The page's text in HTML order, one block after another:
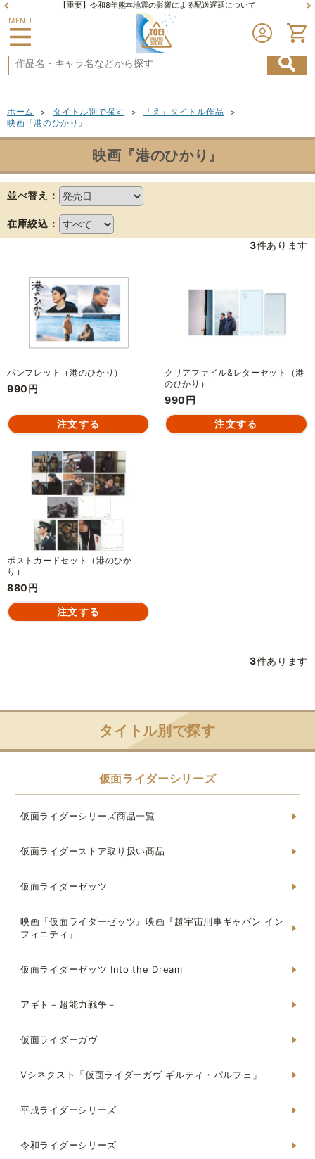
【重要】令和8年熊本地震の影響による配送遅延について
MENU
ホーム > タイトル別で探す > 「え」タイトル作品 >
映画『港のひかり』
映画『港のひかり』
並べ替え：
在庫絞込：
3件あります
パンフレット（港のひかり）
990円
クリアファイル&レターセット（港
のひかり）
990円
ポストカードセット（港のひか
り）
880円
3件あります
タイトル別で探す
仮面ライダーシリーズ
仮面ライダーシリーズ商品一覧
仮面ライダーストア取り扱い商品
仮面ライダーゼッツ
映画『仮面ライダーゼッツ』映画『超宇宙刑事ギャバン イン
フィニティ』
仮面ライダーゼッツ Into the Dream
アギト－超能力戦争－
仮面ライダーガヴ
Vシネクスト「仮面ライダーガヴ ギルティ・パルフェ」
平成ライダーシリーズ
令和ライダーシリーズ